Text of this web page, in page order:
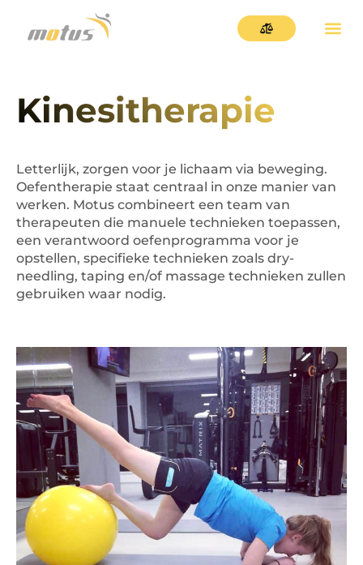
Kinesitherapie
Letterlijk, zorgen voor je lichaam via beweging.
Oefentherapie staat centraal in onze manier van
werken. Motus combineert een team van
therapeuten die manuele technieken toepassen,
een verantwoord oefenprogramma voor je
opstellen, specifieke technieken zoals dry-
needling, taping en/of massage technieken zullen
gebruiken waar nodig.